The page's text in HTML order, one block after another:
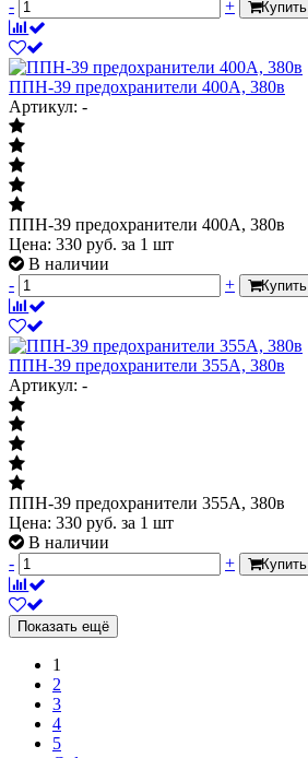
-
+ Купить
ППН-39 предохранители 400А, 380в
Артикул: -
ППН-39 предохранители 400А, 380в
Цена: 330 руб. за 1 шт
В наличии
-
+ Купить
ППН-39 предохранители 355А, 380в
Артикул: -
ППН-39 предохранители 355А, 380в
Цена: 330 руб. за 1 шт
В наличии
-
+ Купить
Показать ещё
1
2
3
4
5